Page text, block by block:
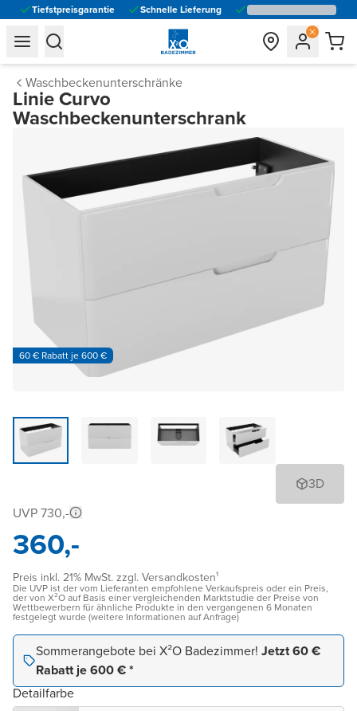
Tiefstpreisgarantie Schnelle Lieferung
general.navigation.toggle_menu.label
general.navigation.toggle_menu.label
Waschbeckenunterschränke
Linie Curvo
Waschbeckenunterschrank
60 € Rabatt je 600 €
3D
UVP 730,-
360,-
Preis inkl. 21% MwSt. zzgl. Versandkosten¹
Die UVP ist der vom Lieferanten empfohlene Verkaufspreis oder ein Preis,
der von X²O auf Basis einer vergleichenden Marktstudie der Preise von
Wettbewerbern für ähnliche Produkte in den vergangenen 6 Monaten
festgelegt wurde (weitere Informationen auf Anfrage)
Sommerangebote bei X²O Badezimmer! Jetzt 60 €
Rabatt je 600 € *
Detailfarbe